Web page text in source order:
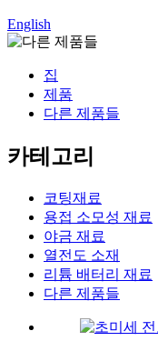
English
집
제품
다른 제품들
카테고리
코팅재료
용접 소모성 재료
야금 재료
열전도 소재
리튬 배터리 재료
다른 제품들